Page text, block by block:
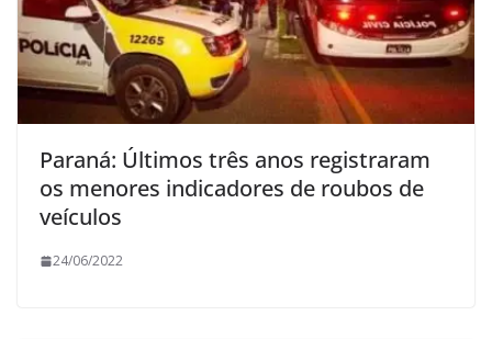
Paraná: Últimos três anos registraram
os menores indicadores de roubos de
veículos
24/06/2022